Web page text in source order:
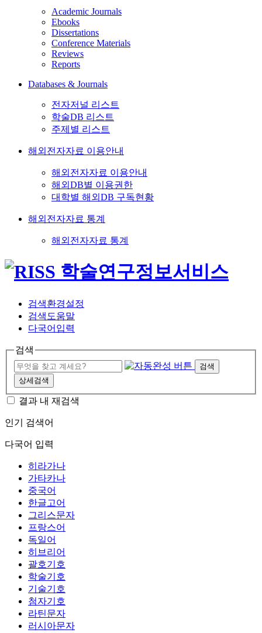
Academic Journals
Ebooks
Dissertations
Conference Materials
Reviews
Reports
Databases & Journals
전자저널 리스트
학술DB 리스트
주제별 리스트
해외전자자료 이용안내
해외전자자료 이용안내
해외DB별 이용권한
대학별 해외DB 구독현황
해외전자자료 통계
해외전자자료 통계
검색환경설정
검색도움말
다국어입력
검색
검색
상세검색
결과 내 재검색
인기 검색어
다국어 입력
히라가나
가타카나
중국어
한글고어
그리스문자
프랑스어
독일어
히브리어
괄호기호
학술기호
기술기호
첨자기호
라틴문자
러시아문자